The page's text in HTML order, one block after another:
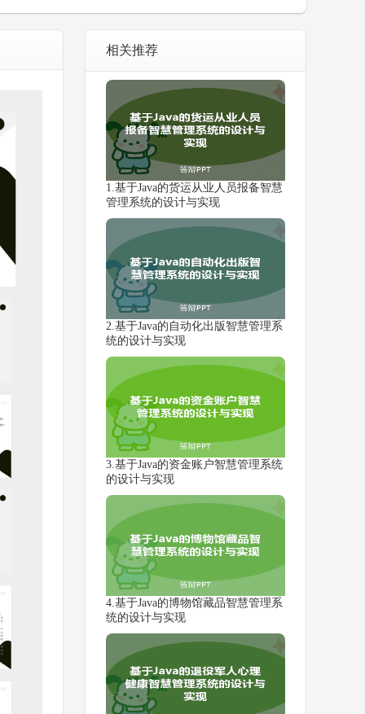
相关推荐
1.基于Java的货运从业人员报备智慧
管理系统的设计与实现
2.基于Java的自动化出版智慧管理系
统的设计与实现
3.基于Java的资金账户智慧管理系统
的设计与实现
4.基于Java的博物馆藏品智慧管理系
统的设计与实现